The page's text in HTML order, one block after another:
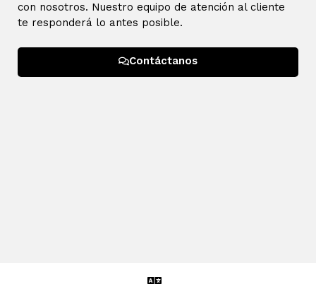
con nosotros. Nuestro equipo de atención al cliente
te responderá lo antes posible.
Contáctanos